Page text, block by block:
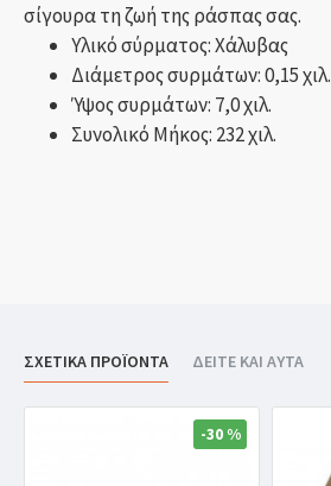
σίγουρα τη ζωή της ράσπας σας.
Υλικό σύρματος: Χάλυβας
Διάμετρος συρμάτων: 0,15 χιλ.
Ύψος συρμάτων: 7,0 χιλ.
Συνολικό Μήκος: 232 χιλ.
ΣΧΕΤΙΚΑ ΠΡΟΪΟΝΤΑ ΔΕΙΤΕ ΚΑΙ ΑΥΤΑ
-30 %